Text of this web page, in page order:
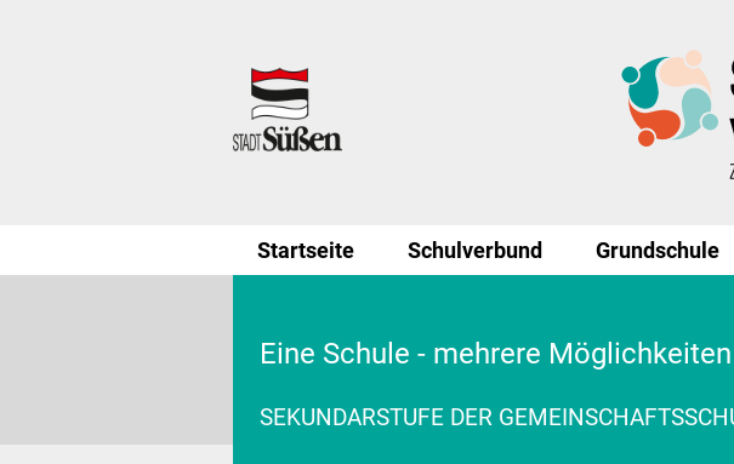
Startseite Schulverbund Grundschule
Eine Schule - mehrere Möglichkeiten
SEKUNDARSTUFE DER